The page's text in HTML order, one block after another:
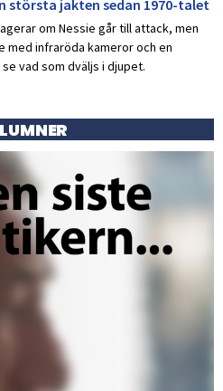
största jakten sedan 1970-talet
om Nessie går till attack, men
med infraröda kameror och en
vad som dväljs i djupet.